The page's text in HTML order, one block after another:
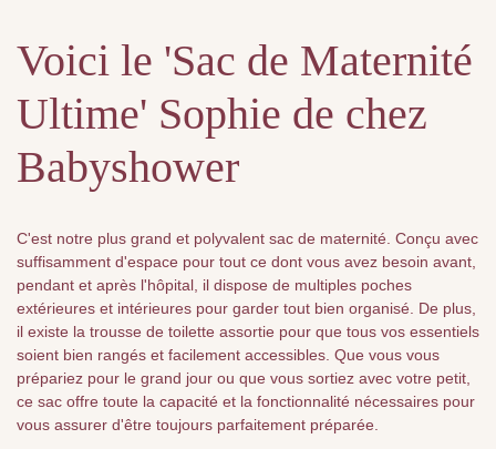
Voici le 'Sac de Maternité
Ultime' Sophie de chez
Babyshower
C'est notre plus grand et polyvalent sac de maternité. Conçu avec
suffisamment d'espace pour tout ce dont vous avez besoin avant,
pendant et après l'hôpital, il dispose de multiples poches
extérieures et intérieures pour garder tout bien organisé. De plus,
il existe la trousse de toilette assortie pour que tous vos essentiels
soient bien rangés et facilement accessibles. Que vous vous
prépariez pour le grand jour ou que vous sortiez avec votre petit,
ce sac offre toute la capacité et la fonctionnalité nécessaires pour
vous assurer d'être toujours parfaitement préparée.